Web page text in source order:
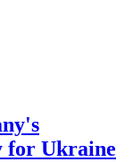
for Ukraine